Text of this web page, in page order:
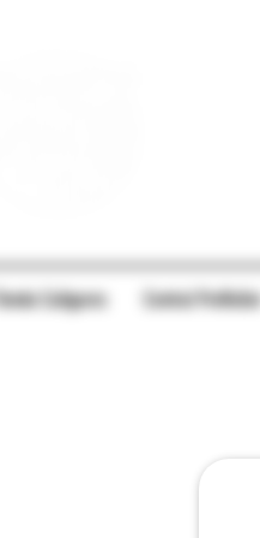
Tienda Caligares Central